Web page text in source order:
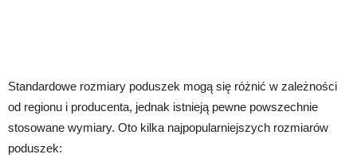
Standardowe rozmiary poduszek mogą się różnić w zależności
od regionu i producenta, jednak istnieją pewne powszechnie
stosowane wymiary. Oto kilka najpopularniejszych rozmiarów
poduszek: